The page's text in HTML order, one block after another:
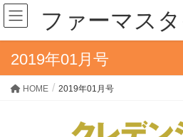
ファーマス
2019年01月号
HOME 2019年01月号